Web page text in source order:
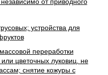
устройства для
переработки
цветочных луковиц, не
снятие кожуры с